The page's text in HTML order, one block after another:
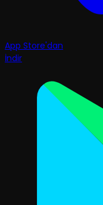
App Store'dan
İndir